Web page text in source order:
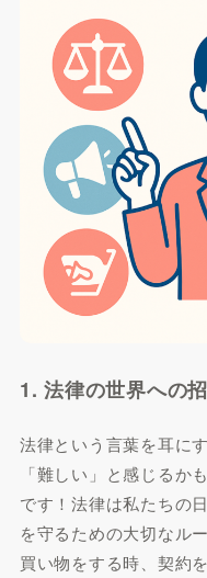
1. 法律の世界への
法律という言葉を耳に
「難しい」と感じるか
です！法律は私たちの
を守るための大切なル
買い物をする時、契約